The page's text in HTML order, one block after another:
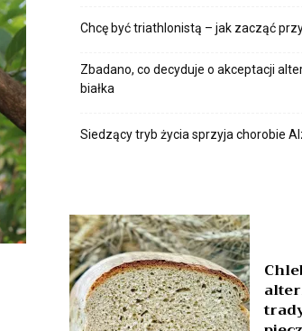
Chcę być triathlonistą – jak zacząć
Zbadano, co decyduje o akceptacji
białka
Siedzący tryb życia sprzyja chorobie